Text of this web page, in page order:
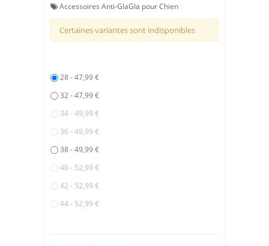
Accessoires Anti-GlaGla pour Chien
Certaines variantes sont indisponibles
28 - 47,99 €
32 - 47,99 €
34 - 49,99 €
36 - 49,99 €
38 - 49,99 €
40 - 52,99 €
42 - 52,99 €
44 - 52,99 €